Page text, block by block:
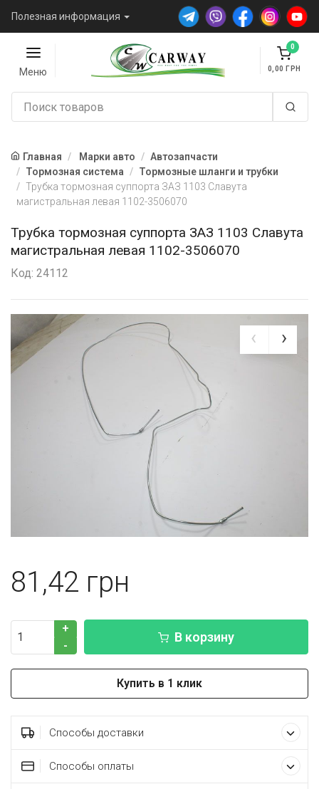
Полезная информация
Меню
0
0,00
Главная Марки авто
Автозапчасти
Тормозная система
Тормозные шланги и трубки
Трубка тормозная суппорта ЗАЗ 1103 Славута
магистральная левая 1102-3506070
Трубка тормозная суппорта ЗАЗ 1103 Славута
магистральная левая 1102-3506070
Код: 24112
81,42
+
-
В корзину
Купить в 1 клик
Способы доставки
Способы оплаты